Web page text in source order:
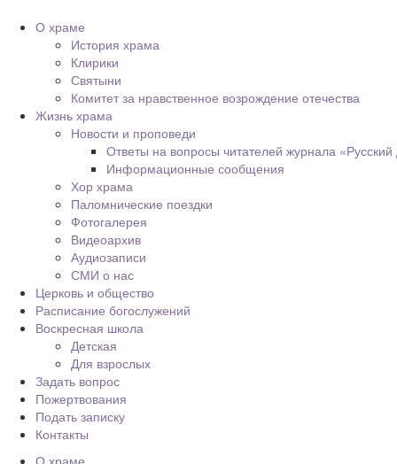
О храме
История храма
Клирики
Святыни
Комитет за нравственное возрождение отечества
Жизнь храма
Новости и проповеди
Ответы на вопросы читателей журнала
Информационные сообщения
Хор храма
Паломнические поездки
Фотогалерея
Видеоархив
Аудиозаписи
СМИ о нас
Церковь и общество
Расписание богослужений
Воскресная школа
Детская
Для взрослых
Задать вопрос
Пожертвования
Подать записку
Контакты
О храме